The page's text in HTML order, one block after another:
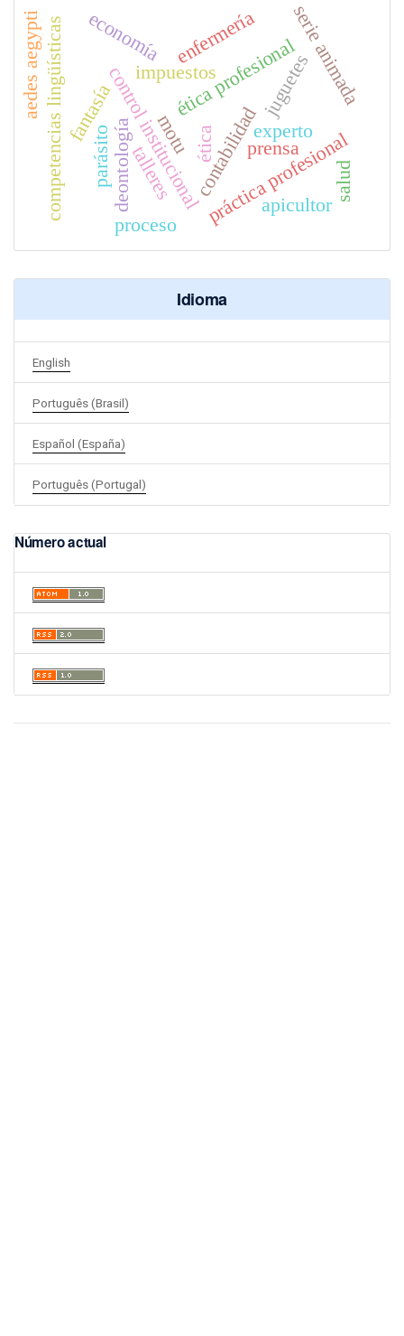
control institucionalética profesional
contabilidadexperto
deontología
impuestos
fantasía ética
juguetes
motu
serie animada
enfermería
práctica profesional
competencias lingüísticas economía
proceso
aedes aegypti
talleres prensa
apicultor
salud
parásito
Idioma
English
Português (Brasil)
Español (España)
Português (Portugal)
Número actual